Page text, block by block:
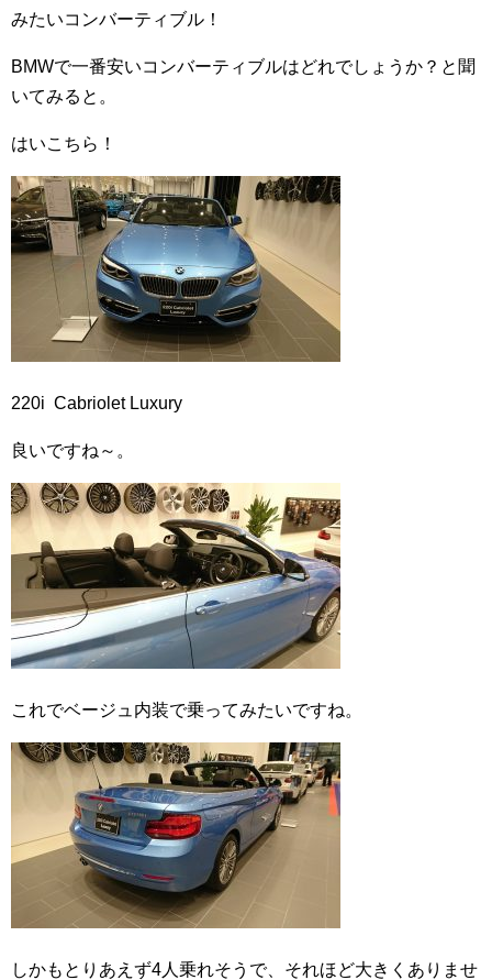
みたいコンバーティブル！
BMWで一番安いコンバーティブルはどれでしょうか？と聞
いてみると。
はいこちら！
220i Cabriolet Luxury
良いですね～。
これでベージュ内装で乗ってみたいですね。
しかもとりあえず4人乗れそうで、それほど大きくありませ